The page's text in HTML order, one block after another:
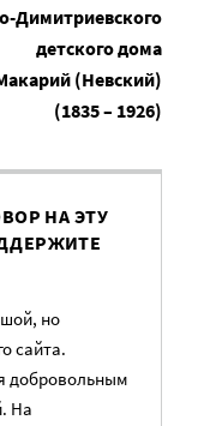
Димитриевского
детского дома
(Невский)
(1835 – 1926)
НА ЭТУ
но
сайта.
добровольным
На